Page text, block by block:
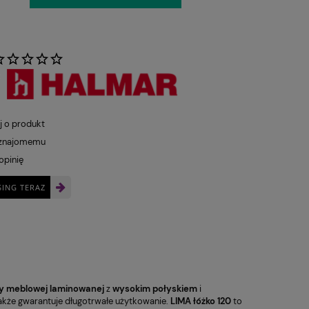
o produkt
TERAZ
meblowej laminowanejzwysokim połyskiem i
gwarantuje długotrwałe użytkowanie. LIMA łóżko 120to